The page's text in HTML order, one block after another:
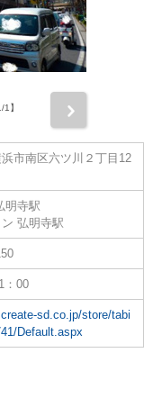
/1】
市南区六ツ川２丁目12
明寺駅
弘明寺駅
：00
sd.co.jp/store/tabi
Default.aspx